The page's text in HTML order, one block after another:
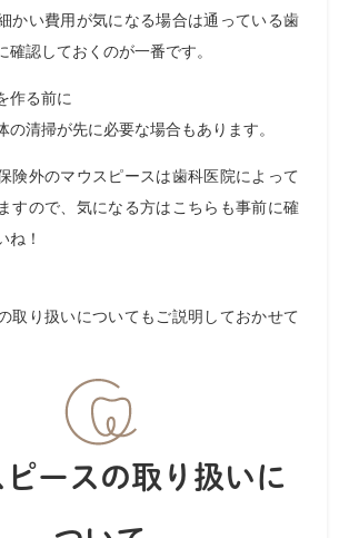
かい費用が気になる場合は通っている歯
確認しておくのが一番です。
作る前に
の清掃が先に必要な場合もあります。
険外のマウスピースは歯科医院によって
すので、気になる方はこちらも事前に確
ね！
取り扱いについてもご説明しておかせて
ピースの取り扱いに